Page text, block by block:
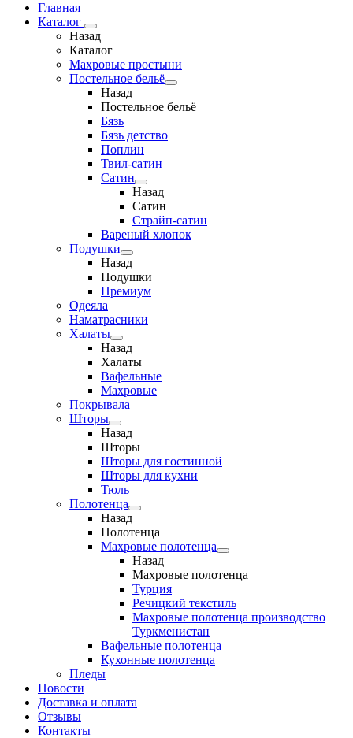
Главная
Каталог
Назад
Каталог
Махровые простыни
Постельное бельё
Назад
Постельное бельё
Бязь
Бязь детство
Поплин
Твил-сатин
Сатин
Назад
Сатин
Страйп-сатин
Вареный хлопок
Подушки
Назад
Подушки
Премиум
Одеяла
Наматрасники
Халаты
Назад
Халаты
Вафельные
Махровые
Покрывала
Шторы
Назад
Шторы
Шторы для гостинной
Шторы для кухни
Тюль
Полотенца
Назад
Полотенца
Махровые полотенца
Назад
Махровые полотенца
Турция
Речицкий текстиль
Махровые полотенца производство
Туркменистан
Вафельные полотенца
Кухонные полотенца
Пледы
Новости
Доставка и оплата
Отзывы
Контакты